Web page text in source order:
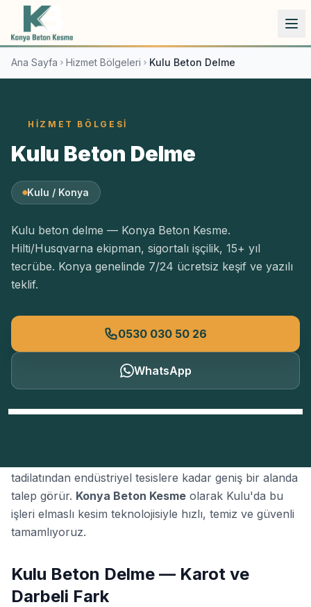
İçeriğe atla
Ana Sayfa Hizmet Bölgeleri Kulu Beton Delme
HIZMET BÖLGESI
Kulu Beton Delme
Kulu / Konya
Kulu beton delme — Konya Beton Kesme.
Hilti/Husqvarna ekipman, sigortalı işçilik, 15+ yıl
tecrübe. Konya genelinde 7/24 ücretsiz keşif ve yazılı
teklif.
0530 030 50 26
WhatsApp
tadilatından endüstriyel tesislere kadar geniş bir alanda
talep görür. Konya Beton Kesme olarak Kulu'da bu
işleri elmaslı kesim teknolojisiyle hızlı, temiz ve güvenli
tamamlıyoruz.
Kulu Beton Delme — Karot ve
Darbeli Fark